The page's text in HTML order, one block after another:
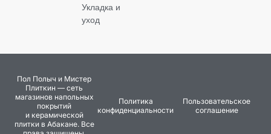
Укладка и
уход
Пол Полыч и Мистер
Плиткин — сеть
магазинов напольных
покрытий
и керамической
плитки в Абакане. Все
Политика
конфиденциальности
Пользовательское
соглашение